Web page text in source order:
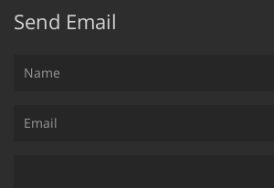
Send Email